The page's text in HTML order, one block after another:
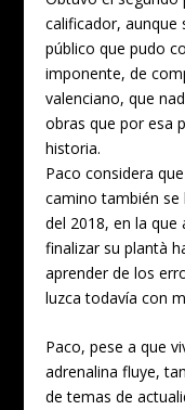
calificador, aunque
público que pudo
imponente, de
valenciano, que
obras que por esa
historia.
Paco considera
camino también
del 2018, en la
finalizar su plantà
aprender de los
luzca todavía con
Paco, pese a que
adrenalina fluye,
de temas de